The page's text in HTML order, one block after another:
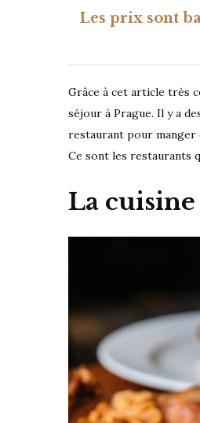
Les prix sont
Grâce à cet article très
séjour à Prague. Il y a
restaurant pour manger
Ce sont les restaurants
La